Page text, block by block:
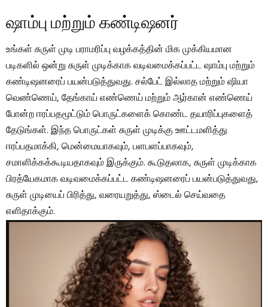
ஷாம்பு மற்றும் கண்டிஷனர்
உங்கள் சுருள் முடி பராமரிப்பு வழக்கத்தின் மிக முக்கியமான
படிகளில் ஒன்று சுருள் முடிக்காக வடிவமைக்கப்பட்ட ஷாம்பு மற்றும்
கண்டிஷனரைப் பயன்படுத்துவது. சல்பேட் இல்லாத மற்றும் ஷியா
வெண்ணெய், தேங்காய் எண்ணெய் மற்றும் ஆர்கான் எண்ணெய்
போன்ற ஈரப்பதமூட்டும் பொருட்களைக் கொண்ட தயாரிப்புகளைத்
தேடுங்கள். இந்த பொருட்கள் சுருள் முடிக்கு ஊட்டமளித்து
ஈரப்பதமாக்கி, மென்மையாகவும், பளபளப்பாகவும்,
சமாளிக்கக்கூடியதாகவும் இருக்கும். கூடுதலாக, சுருள் முடிக்காக
பிரத்யேகமாக வடிவமைக்கப்பட்ட கண்டிஷனரைப் பயன்படுத்துவது,
சுருள் முடியைப் பிரித்து, வரையறுத்து, ஸ்டைல் ​​செய்வதை
எளிதாக்கும்.